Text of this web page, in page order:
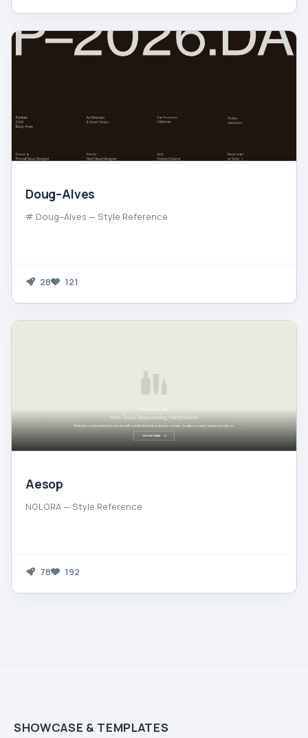
Doug–Alves
# Doug–Alves — Style Reference
28 121
Aesop
NGLORA — Style Reference
78 192
SHOWCASE & TEMPLATES